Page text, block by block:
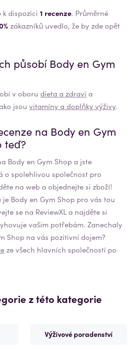
k dispozici 1 recenze. Průměrné
zákazníků uvedlo, že by zde opět
působí Body en Gym
v oboru dieta a zdravía
jsou vitamíny a doplňky výživy.
na Body en Gym
teď?
Body en Gym Shopa jste
o spolehlivou společnost pro
na web a objednejte si zboží!
je Body en Gym Shop pro vás tou
se na ReviewXL a najděte si
vašim potřebám. Zanechaly
Shop na vás pozitivní dojem?
ze všech hlavních společností po
z této kategorie
Výživové poradenství